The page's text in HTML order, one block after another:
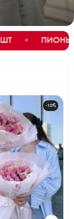
ПИОНЫ 620₽/
-10%